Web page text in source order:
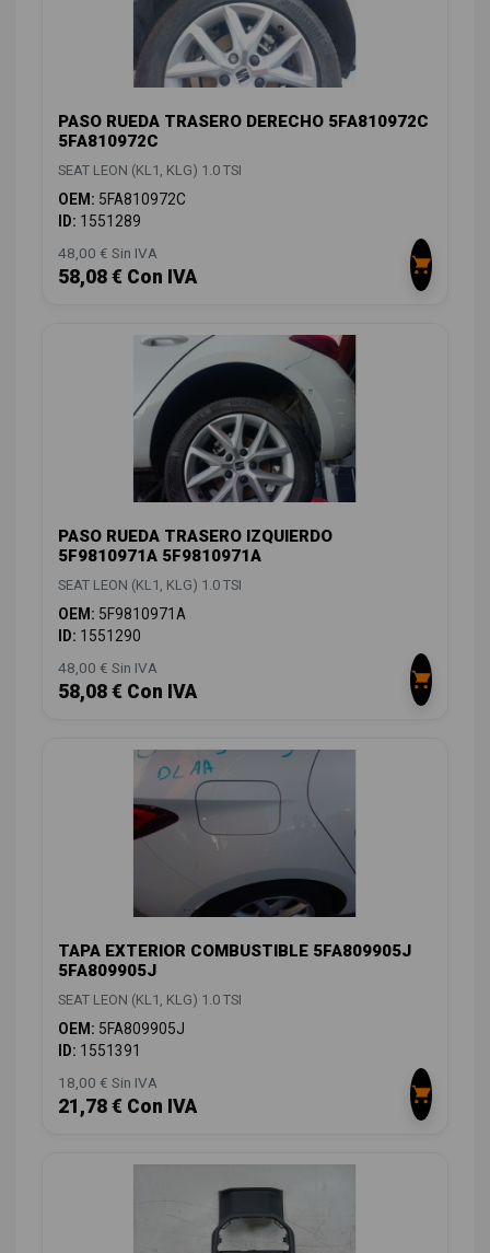
PASO RUEDA TRASERO DERECHO 5FA810972C
5FA810972C
SEAT LEON (KL1, KLG) 1.0 TSI
OEM: 5FA810972C
ID: 1551289
48,00 € Sin IVA
58,08 € Con IVA
PASO RUEDA TRASERO IZQUIERDO
5F9810971A 5F9810971A
SEAT LEON (KL1, KLG) 1.0 TSI
OEM: 5F9810971A
ID: 1551290
48,00 € Sin IVA
58,08 € Con IVA
TAPA EXTERIOR COMBUSTIBLE 5FA809905J
5FA809905J
SEAT LEON (KL1, KLG) 1.0 TSI
OEM: 5FA809905J
ID: 1551391
18,00 € Sin IVA
21,78 € Con IVA